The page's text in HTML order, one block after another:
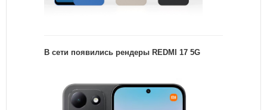
В сети появились рендеры REDMI 17 5G